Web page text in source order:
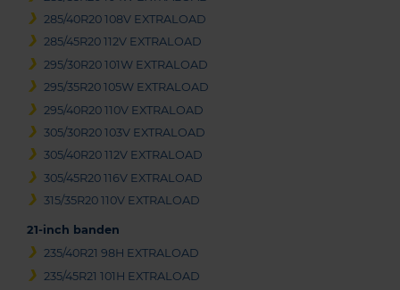
285/40R20 108V EXTRALOAD
285/45R20 112V EXTRALOAD
295/30R20 101W EXTRALOAD
295/35R20 105W EXTRALOAD
295/40R20 110V EXTRALOAD
305/30R20 103V EXTRALOAD
305/40R20 112V EXTRALOAD
305/45R20 116V EXTRALOAD
315/35R20 110V EXTRALOAD
21-inch banden
235/40R21 98H EXTRALOAD
235/45R21 101H EXTRALOAD